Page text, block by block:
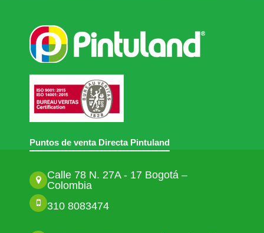
Puntos de venta Directa Pintuland
Calle 78 N. 27A - 17 Bogotá –
Colombia
310 8083474